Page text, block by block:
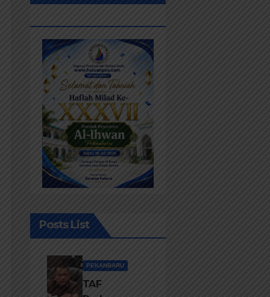
Posts List
PEKANBARU
TAF